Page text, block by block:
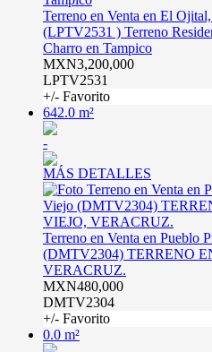
Terreno en Venta en El
(LPTV2531 ) Terreno
Charro en Tampico
MXN3,200,000
LPTV2531
+/- Favorito
642.0 m²
-
MÁS DETALLES
Terreno en Venta en Pueblo
(DMTV2304) TERRENO
VERACRUZ.
MXN480,000
DMTV2304
+/- Favorito
0.0 m²